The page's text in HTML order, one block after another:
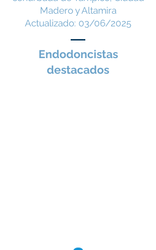
los tejidos que rodean la
raíz de los dientes. La
endodoncia tiene como
principal objetivo
Madero y Altamira
Actualizado: 03/06/2025
Endodoncistas
destacados